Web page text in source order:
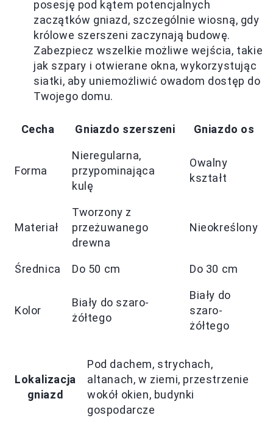
posesję pod kątem potencjalnych
zaczątków gniazd, szczególnie wiosną, gdy
królowe szerszeni zaczynają budowę.
Zabezpiecz wszelkie możliwe wejścia, takie
jak szpary i otwierane okna, wykorzystując
siatki, aby uniemożliwić owadom dostęp do
Twojego domu.
Cecha Gniazdo szerszeni Gniazdo os
Forma
Nieregularna,
przypominająca
kulę
Owalny
kształt
Materiał
Tworzony z
przeżuwanego
drewna
Nieokreślony
Średnica Do 50 cm Do 30 cm
Kolor
Biały do szaro-
żółtego
Biały do
szaro-
żółtego
Lokalizacja
gniazd
Pod dachem, strychach,
altanach, w ziemi, przestrzenie
wokół okien, budynki
gospodarcze